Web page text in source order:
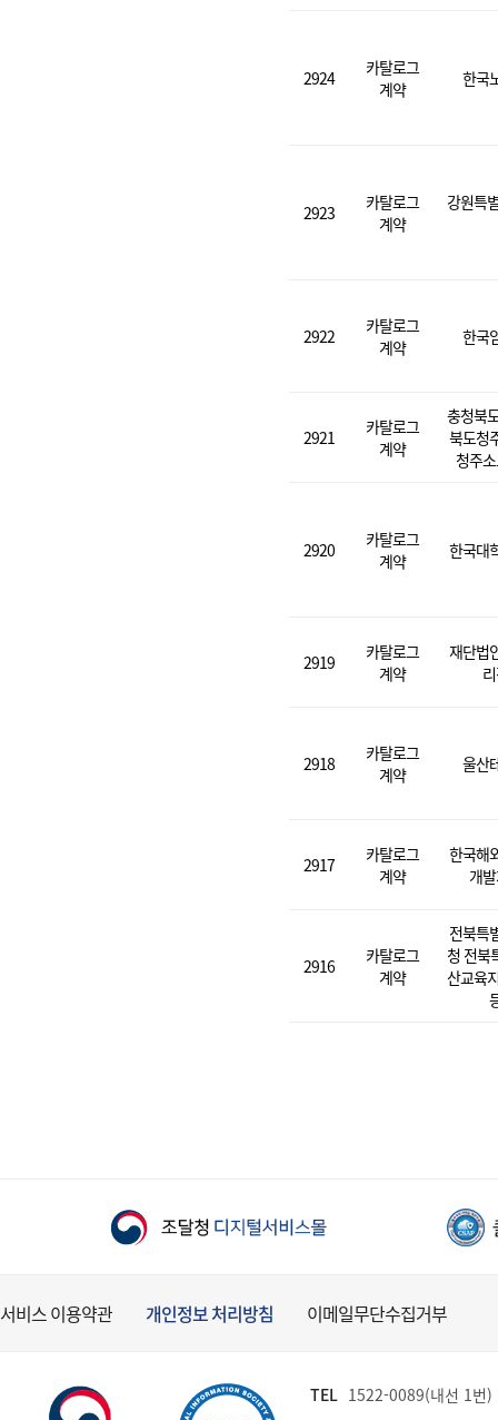
2924
카탈로그
계약
한국
2923
카탈로그
계약
강원특
2922
카탈로그
계약
한국
2921
카탈로그
계약
충청북
북도청
청주
2920
카탈로그
계약
한국대
2919
카탈로그
계약
재단법
2918
카탈로그
계약
울산
2917
카탈로그
계약
한국해
개
2916
카탈로그
계약
전북특
청 전북
산교육
서비스 이용약관 개인정보 처리방침 이메일무단수집거부
TEL 1522-0089(내선 1번